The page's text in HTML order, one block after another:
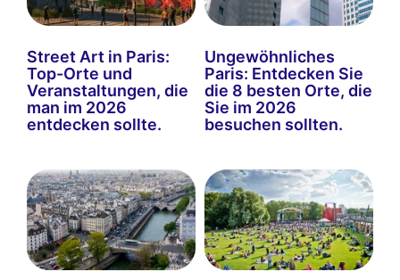
Street Art in Paris:
Top-Orte und
Veranstaltungen, die
man im 2026
entdecken sollte.
Ungewöhnliches
Paris: Entdecken Sie
die 8 besten Orte, die
Sie im 2026
besuchen sollten.